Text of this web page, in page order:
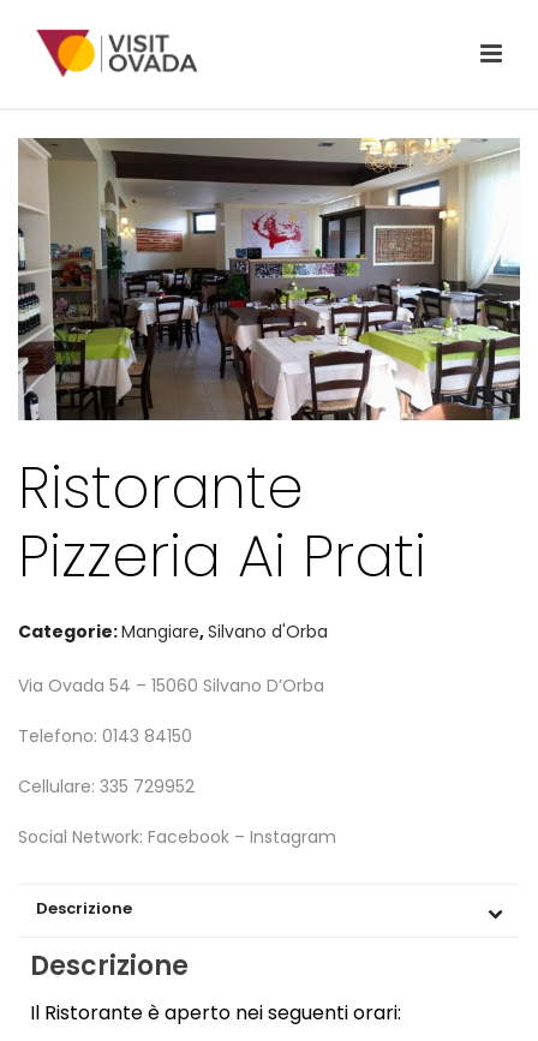
Ristorante
Pizzeria Ai Prati
Categorie:Mangiare,Silvano d'Orba
Via Ovada 54 – 15060 Silvano D’Orba
Telefono: 0143 84150
Cellulare: 335 729952
Social Network: Facebook – Instagram
Descrizione
Descrizione
Il Ristorante è aperto nei seguenti orari: